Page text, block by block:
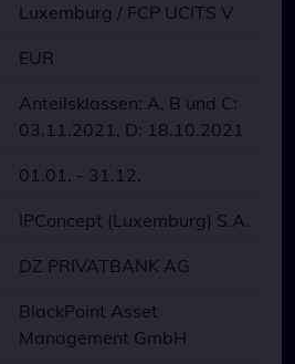
Luxemburg / FCP UCITS V
EUR
Anteilsklassen: A, B und C:
03.11.2021, D: 18.10.2021
01.01. - 31.12.
IPConcept (Luxemburg) S.A.
DZ PRIVATBANK AG
BlackPoint Asset
Management GmbH